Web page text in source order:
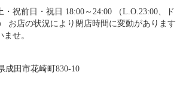
祝前日・祝日 18:00～24:00 （L.O.23:00、ド
お店の状況により閉店時間に変動があります
せ。
成田市花崎町830-10